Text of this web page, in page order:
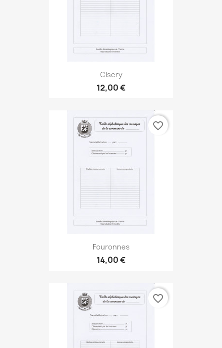
Cisery
12,00 €
Fouronnes
14,00 €
favorite_border
favorite_border